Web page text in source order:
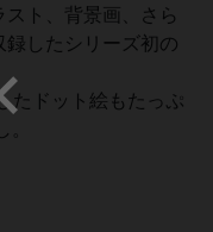
ト、背景画、さら
したシリーズ初の
たドット絵もたっぷ